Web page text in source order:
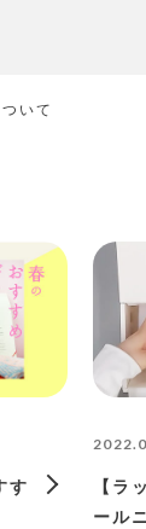
いて
す
【ラ
ール